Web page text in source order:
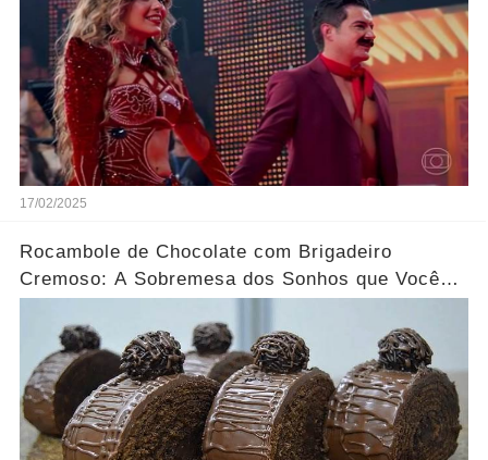
17/02/2025
Rocambole de Chocolate com Brigadeiro
Cremoso: A Sobremesa dos Sonhos que Você